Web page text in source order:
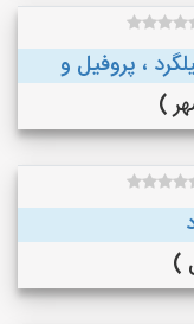
، پروفیل و